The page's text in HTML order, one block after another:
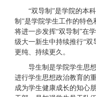
“双导制”是学院的本
制”是学院学生工作的特
将进一步发挥“双导制”在
级大一新生中持续推行“双
更纯、持续更久。
导生制是学院学生思
进行学生思想政治教育的
成为学生健康成长的知心